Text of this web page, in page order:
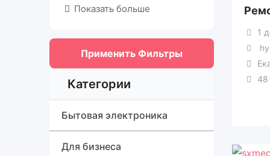
Показать больше
Применить Фильтры
Категории
Бытовая электроника
Игровые приставки и
Для бизнеса
1
48